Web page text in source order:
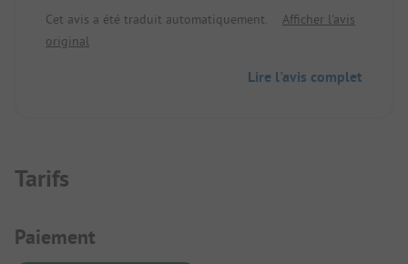
Cet avis a été traduit automatiquement.
Afficher l'avis
original
Lire l'avis complet
Tarifs
Informations de paiement
Paiement